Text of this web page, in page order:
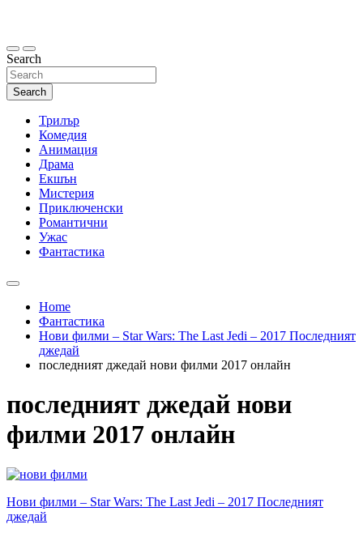
Search
Search
Трилър
Комедия
Анимация
Драма
Екшън
Мистерия
Приключенски
Романтични
Ужас
Фантастика
Home
Фантастика
Нови филми – Star Wars: The Last Jedi – 2017 Последният
джедай
последният джедай нови филми 2017 онлайн
последният джедай нови
филми 2017 онлайн
Навигация
Нови филми – Star Wars: The Last Jedi – 2017 Последният
джедай